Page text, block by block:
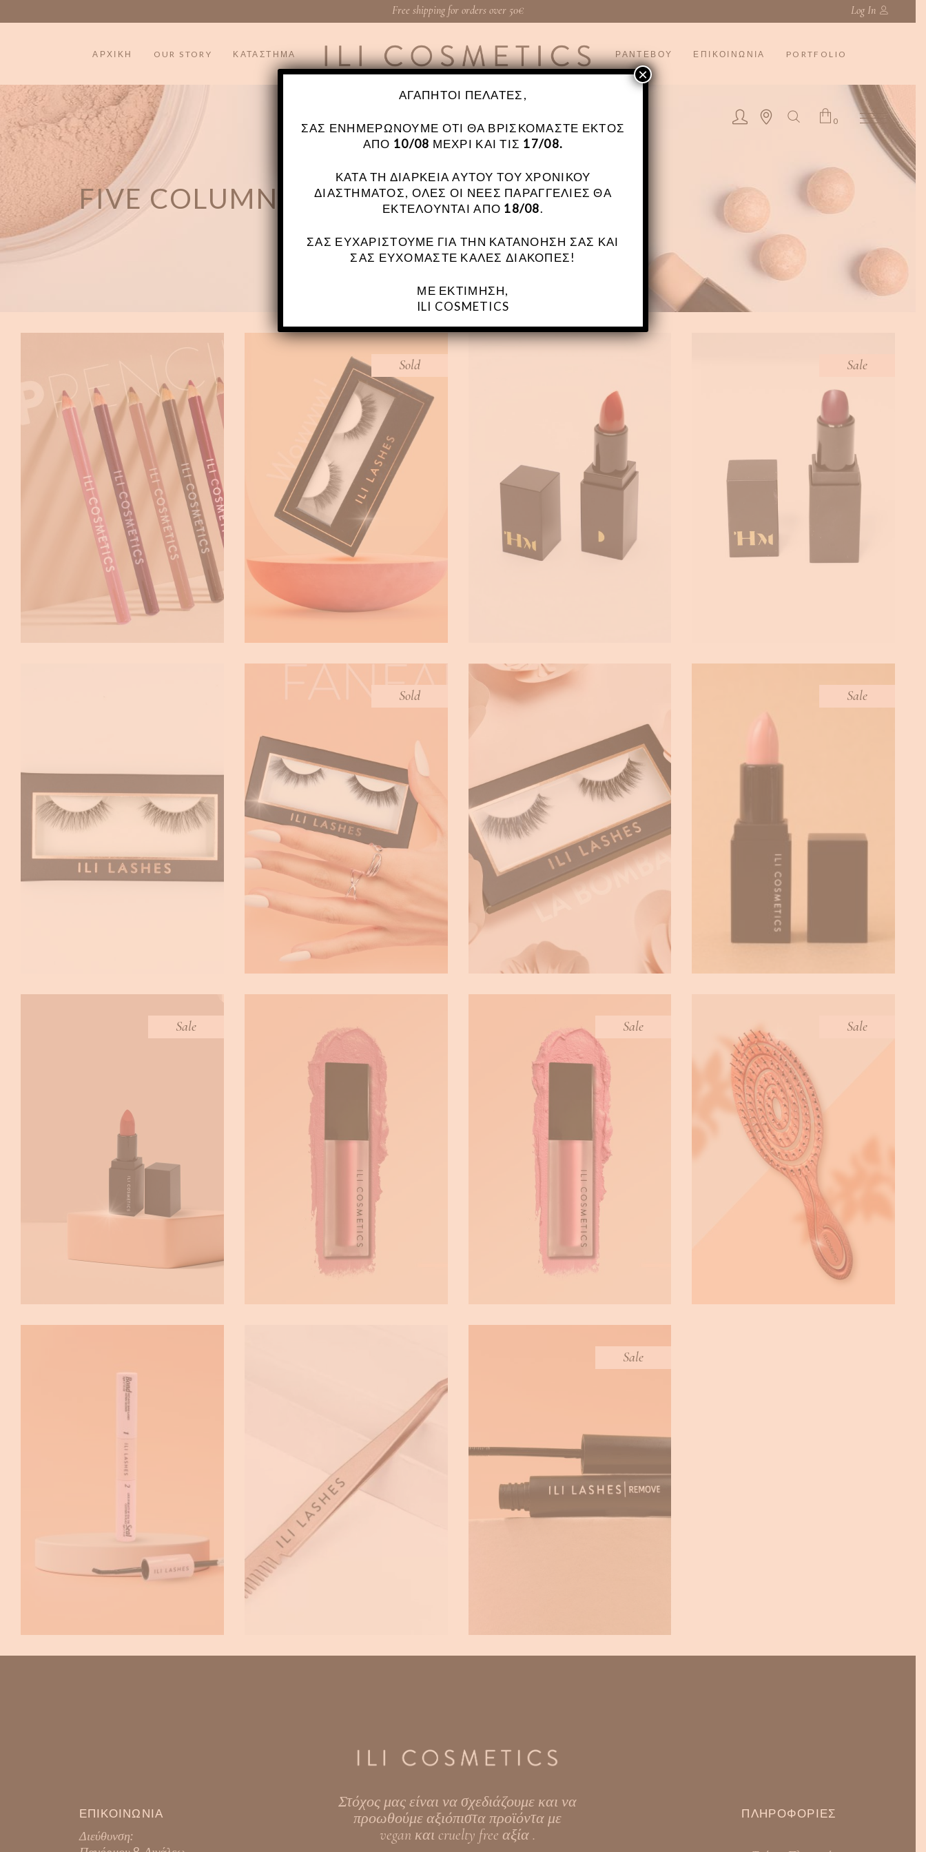
Free shipping for orders over 50€ Log In
ΑΡΧΙΚΗ OUR STORY ΚΑΤΑΣΤΗΜΑ ΡΑΝΤΕΒΟΥ ΕΠΙΚΟΙΝΩΝΙΑ PORTFOLIO
0
No products in the cart.
FIVE COLUMNS WIDE
RED LIP PENCIL
BEAUTY, Lip pencils
€ 8.00
Sold
WOWWW!
Eyelashes
€14.90
Lipsticks
€ 14.00
Sale
DIVORCED LIPSTICK
Lipsticks
€8.90
€14.90
Sold
FANFARE
Eyelashes STRIP LASHES
14.90
EYELASHES LA BOMBA
Eyelashes,STRIP LASHES
14.90
Sale
LIPSTICK
Sale
, Lipsticks
14.00 €
COSMOPOLITAN LIQUID
LIP&BLUSH
BEAUTY ,Matte
€15.00
Sale
YUMMY LIQUID LIP&BLUSH
BEAUTY ,Matte
€ 7.50
Sale
ΕΠΑΓΓΕΛΜΑΤΙΚΗ ΒΟΥΡΤΣΑ
BIO FRIENDLY
Accessories,TOOL & ACCESSORIES
€14.90 € 7.45
BOND & SEAL (ΚΌΛΛΑ)
GLUE / REMOVER
16.90
ΛΑΒΙΔΑ EYELASHES
TOOL & ACCESSORIES
9.90
Sale
GLUE / REMOVER
€13.80 €
ΕΠΙΚΟΙΝΩΝΙΑ
Διεύθυνση:
Στόχος μας είναι να σχεδιάζουμε και να
προωθούμε αξιόπιστα προϊόντα με
vegan και cruelty free αξία .
ΠΛΗΡΟΦΟΡΊΕΣ
ΑΓΑΠΗΤΟΊ ΠΕΛΆΤΕΣ,
ΣΑΣ ΕΝΗΜΕΡΏΝΟΥΜΕ ΌΤΙ ΘΑ ΒΡΙΣΚΌΜΑΣΤΕ ΕΚΤΌΣ
ΑΠΌ 10/08 ΜΈΧΡΙ ΚΑΙ ΤΙΣ 17/08.
ΚΑΤΆ ΤΗ ΔΙΆΡΚΕΙΑ ΑΥΤΟΎ ΤΟΥ ΧΡΟΝΙΚΟΎ
ΔΙΑΣΤΉΜΑΤΟΣ, ΌΛΕΣ ΟΙ ΝΈΕΣ ΠΑΡΑΓΓΕΛΊΕΣ ΘΑ
ΕΚΤΕΛΟΎΝΤΑΙ ΑΠΌ 18/08.
ΣΑΣ ΕΥΧΑΡΙΣΤΟΎΜΕ ΓΙΑ ΤΗΝ ΚΑΤΑΝΌΗΣΉ ΣΑΣ ΚΑΙ
ΣΑΣ ΕΥΧΌΜΑΣΤΕ ΚΑΛΈΣ ΔΙΑΚΟΠΈΣ!
ΜΕ ΕΚΤΊΜΗΣΗ,
ILI COSMETICS
×